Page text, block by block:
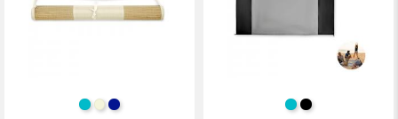
TÜRKIS
BEIGE
KONIGSBLAU TÜRKIS
SCHWARZ